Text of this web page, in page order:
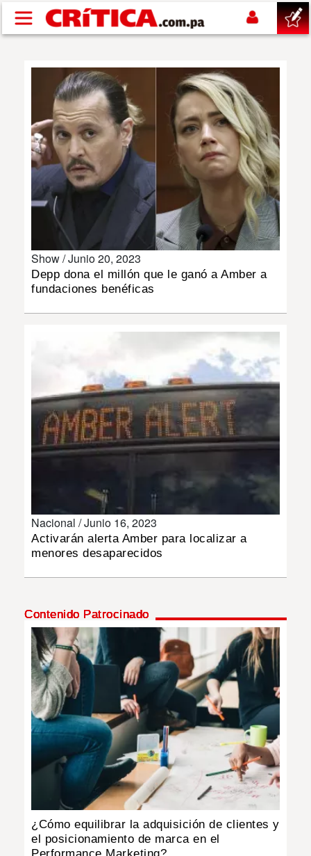
Pasar al contenido principal
NACIONAL
POLÍTICA
DEPORTES
IMPRESO
Show /Junio 20, 2023
Depp dona el millón que le ganó a Amber a
fundaciones benéficas
Nacional /Junio 16, 2023
Activarán alerta Amber para localizar a
menores desaparecidos
Contenido Patrocinado
¿Cómo equilibrar la adquisición de clientes y
el posicionamiento de marca en el